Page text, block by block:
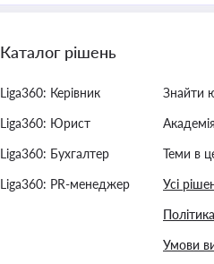
Каталог рішень
Liga360: Керівник
Liga360: Юрист
Liga360: Бухгалтер
Liga360: PR-менеджер
Знайти
Теми в
Усі
Умови